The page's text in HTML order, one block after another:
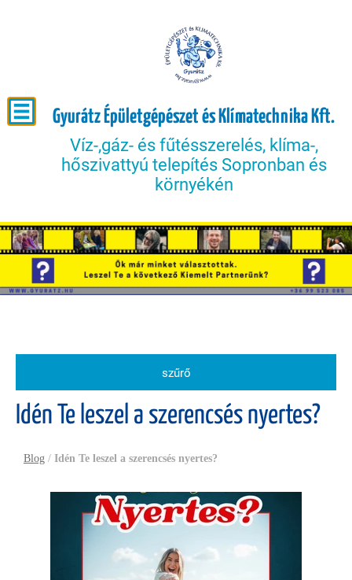
Gyurátz Épületgépészet és Klímatechnika Kft.
Víz-,gáz- és fűtésszerelés, klíma-,
hőszivattyú telepítés Sopronban és
környékén
szűrő
Idén Te leszel a szerencsés nyertes?
Blog / Idén Te leszel a szerencsés nyertes?